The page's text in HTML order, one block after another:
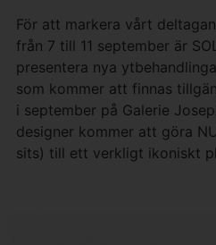
För att markera vårt
från 7 till 11 september är
presentera nya
som kommer att finnas
i september på Galerie
designer kommer att göra
sits) till ett verkligt ikoniskt